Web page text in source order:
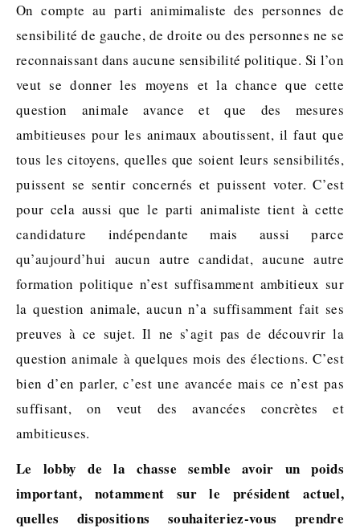
On compte au parti animimaliste des personnes de
sensibilité de gauche, de droite ou des personnes ne se
reconnaissant dans aucune sensibilité politique. Si l’on
veut se donner les moyens et la chance que cette
question animale avance et que des mesures
ambitieuses pour les animaux aboutissent, il faut que
tous les citoyens, quelles que soient leurs sensibilités,
puissent se sentir concernés et puissent voter. C’est
pour cela aussi que le parti animaliste tient à cette
candidature indépendante mais aussi parce
qu’aujourd’hui aucun autre candidat, aucune autre
formation politique n’est suffisamment ambitieux sur
la question animale, aucun n’a suffisamment fait ses
preuves à ce sujet. Il ne s’agit pas de découvrir la
question animale à quelques mois des élections. C’est
bien d’en parler, c’est une avancée mais ce n’est pas
suffisant, on veut des avancées concrètes et
ambitieuses.
Le lobby de la chasse semble avoir un poids
important, notamment sur le président actuel,
quelles dispositions souhaiteriez-vous prendre